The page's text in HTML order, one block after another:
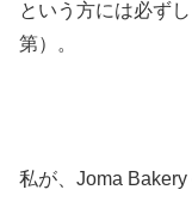
という方には必ず
第）。
私が、Joma Bakery